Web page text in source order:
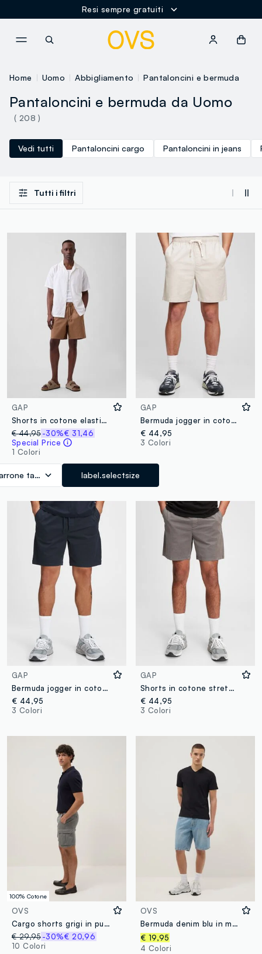
Resi sempre gratuiti
Home Uomo Abbigliamento Pantaloncini e bermuda
Pantaloncini e bermuda da Uomo
( 208 )
Vedi tutti Pantaloncini cargo Pantaloncini in jeans
Tutti i filtri
GAP
Shorts in cotone elasticizzato
€ 44,95-30%€ 31,46
Special Price
1 Colori
tabacco label.selectsize
GAP
Bermuda jogger in cotone stretch
€ 44,95
3 Colori
GAP
Bermuda jogger in cotone stretch
€ 44,95
3 Colori
GAP
Shorts in cotone stretch con coulisse
€ 44,95
3 Colori
100% Cotone
OVS
Cargo shorts grigi in puro cotone regular fit
€ 29,95-30%€ 20,96
10 Colori
OVS
Bermuda denim blu in misto cotone regular fit
€ 19,95
4 Colori